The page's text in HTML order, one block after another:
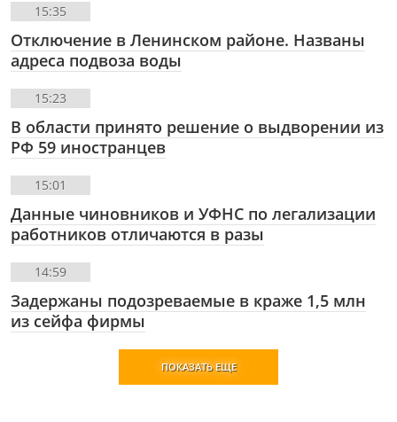
15:35
Отключение в Ленинском районе. Названы
адреса подвоза воды
15:23
В области принято решение о выдворении из
РФ 59 иностранцев
15:01
Данные чиновников и УФНС по легализации
работников отличаются в разы
14:59
Задержаны подозреваемые в краже 1,5 млн
из сейфа фирмы
ПОКАЗАТЬ ЕЩЕ